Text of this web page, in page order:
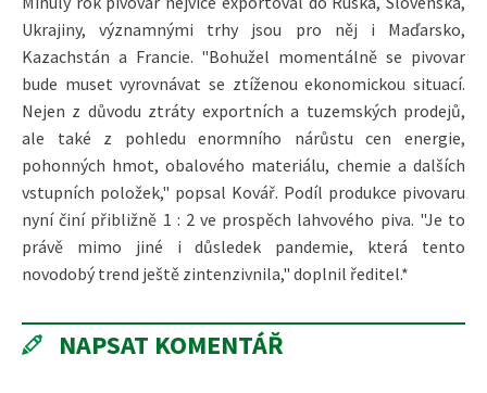
Ukrajiny, významnými trhy jsou pro něj i Maďarsko,
Kazachstán a Francie. "Bohužel momentálně se pivovar
bude muset vyrovnávat se ztíženou ekonomickou situací.
Nejen z důvodu ztráty exportních a tuzemských prodejů,
ale také z pohledu enormního nárůstu cen energie,
pohonných hmot, obalového materiálu, chemie a dalších
vstupních položek," popsal Kovář. Podíl produkce pivovaru
nyní činí přibližně 1 : 2 ve prospěch lahvového piva. "Je to
právě mimo jiné i důsledek pandemie, která tento
novodobý trend ještě zintenzivnila," doplnil ředitel.*
NAPSAT KOMENTÁŘ